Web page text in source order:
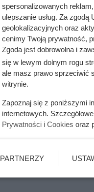
spersonalizowanych
ulepszanie usług. Za
geolokalizacyjnych oraz
cenimy Twoją prywatność,
Zgoda jest dobrowolna i
się w lewym dolnym rogu
ale masz prawo sprzeciwić
witrynie.
Zapoznaj się z poniższymi
internetowych.
Prywatności i Cookies oraz
PARTNERZY